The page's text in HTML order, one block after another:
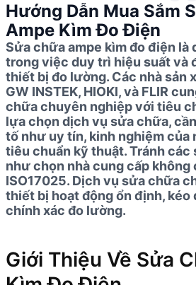
Hướng Dẫn Mua Sắm
Ampe Kìm Đo Điện
Sửa chữa ampe kìm đo điện là
trong việc duy trì hiệu suất và
thiết bị đo lường. Các nhà sản
GW INSTEK, HIOKI, và FLIR
chữa chuyên nghiệp với tiêu
lựa chọn dịch vụ sửa chữa,
tố như uy tín, kinh nghiệm của
tiêu chuẩn kỹ thuật. Tránh các
như chọn nhà cung cấp
ISO17025. Dịch vụ sửa chữa
thiết bị hoạt động ổn định, kéo
chính xác đo lường.
Giới Thiệu Về Sửa